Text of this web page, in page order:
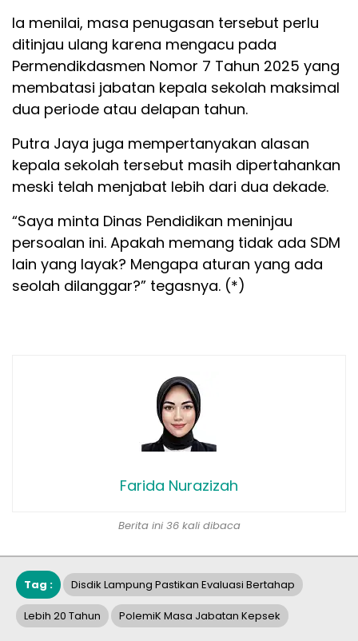
Ia menilai, masa penugasan tersebut perlu
ditinjau ulang karena mengacu pada
Permendikdasmen Nomor 7 Tahun 2025 yang
membatasi jabatan kepala sekolah maksimal
dua periode atau delapan tahun.
Putra Jaya juga mempertanyakan alasan
kepala sekolah tersebut masih dipertahankan
meski telah menjabat lebih dari dua dekade.
“Saya minta Dinas Pendidikan meninjau
persoalan ini. Apakah memang tidak ada SDM
lain yang layak? Mengapa aturan yang ada
seolah dilanggar?” tegasnya. (*)
Farida Nurazizah
Berita ini 36 kali dibaca
Tag : Disdik Lampung Pastikan Evaluasi Bertahap
Lebih 20 Tahun PolemiK Masa Jabatan Kepsek